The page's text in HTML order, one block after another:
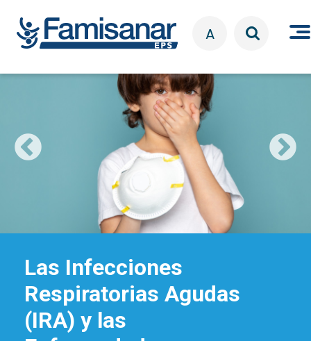
A
Las Infecciones
Respiratorias Agudas
(IRA) y las